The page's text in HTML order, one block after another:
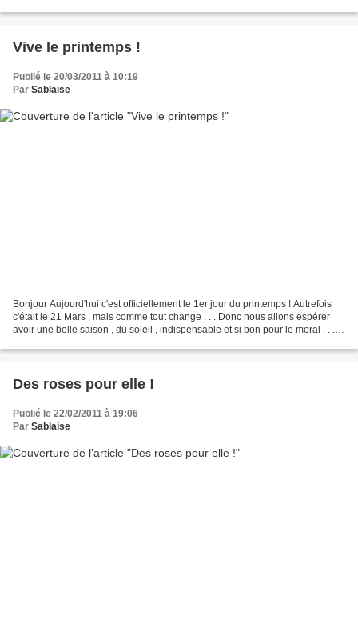
Vive le printemps !
Publié le 20/03/2011 à 10:19
Par Sablaise
Bonjour Aujourd'hui c'est officiellement le 1er jour du printemps ! Autrefois
c'était le 21 Mars , mais comme tout change . . . Donc nous allons espérer
avoir une belle saison , du soleil , indispensable et si bon pour le moral . . . et
Des roses pour elle !
Publié le 22/02/2011 à 19:06
Par Sablaise